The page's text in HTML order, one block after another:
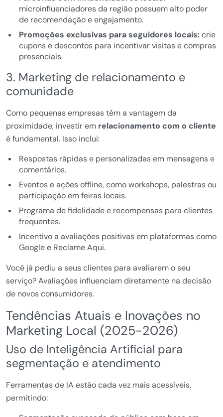
microinfluenciadores da região possuem alto poder
de recomendação e engajamento.
Promoções exclusivas para seguidores locais:crie
cupons e descontos para incentivar visitas e compras
presenciais.
3. Marketing de relacionamento e
comunidade
Como pequenas empresas têm a vantagem da
proximidade, investir em relacionamento com o cliente
é fundamental. Isso inclui:
Respostas rápidas e personalizadas em mensagens e
comentários.
Eventos e ações offline, como workshops, palestras ou
participação em feiras locais.
Programa de fidelidade e recompensas para clientes
frequentes.
Incentivo a avaliações positivas em plataformas como
Google e Reclame Aqui.
Você já pediu a seus clientes para avaliarem o seu
serviço? Avaliações influenciam diretamente na decisão
de novos consumidores.
Tendências Atuais e Inovações no
Marketing Local (2025-2026)
Uso de Inteligência Artificial para
segmentação e atendimento
Ferramentas de IA estão cada vez mais acessíveis,
permitindo: